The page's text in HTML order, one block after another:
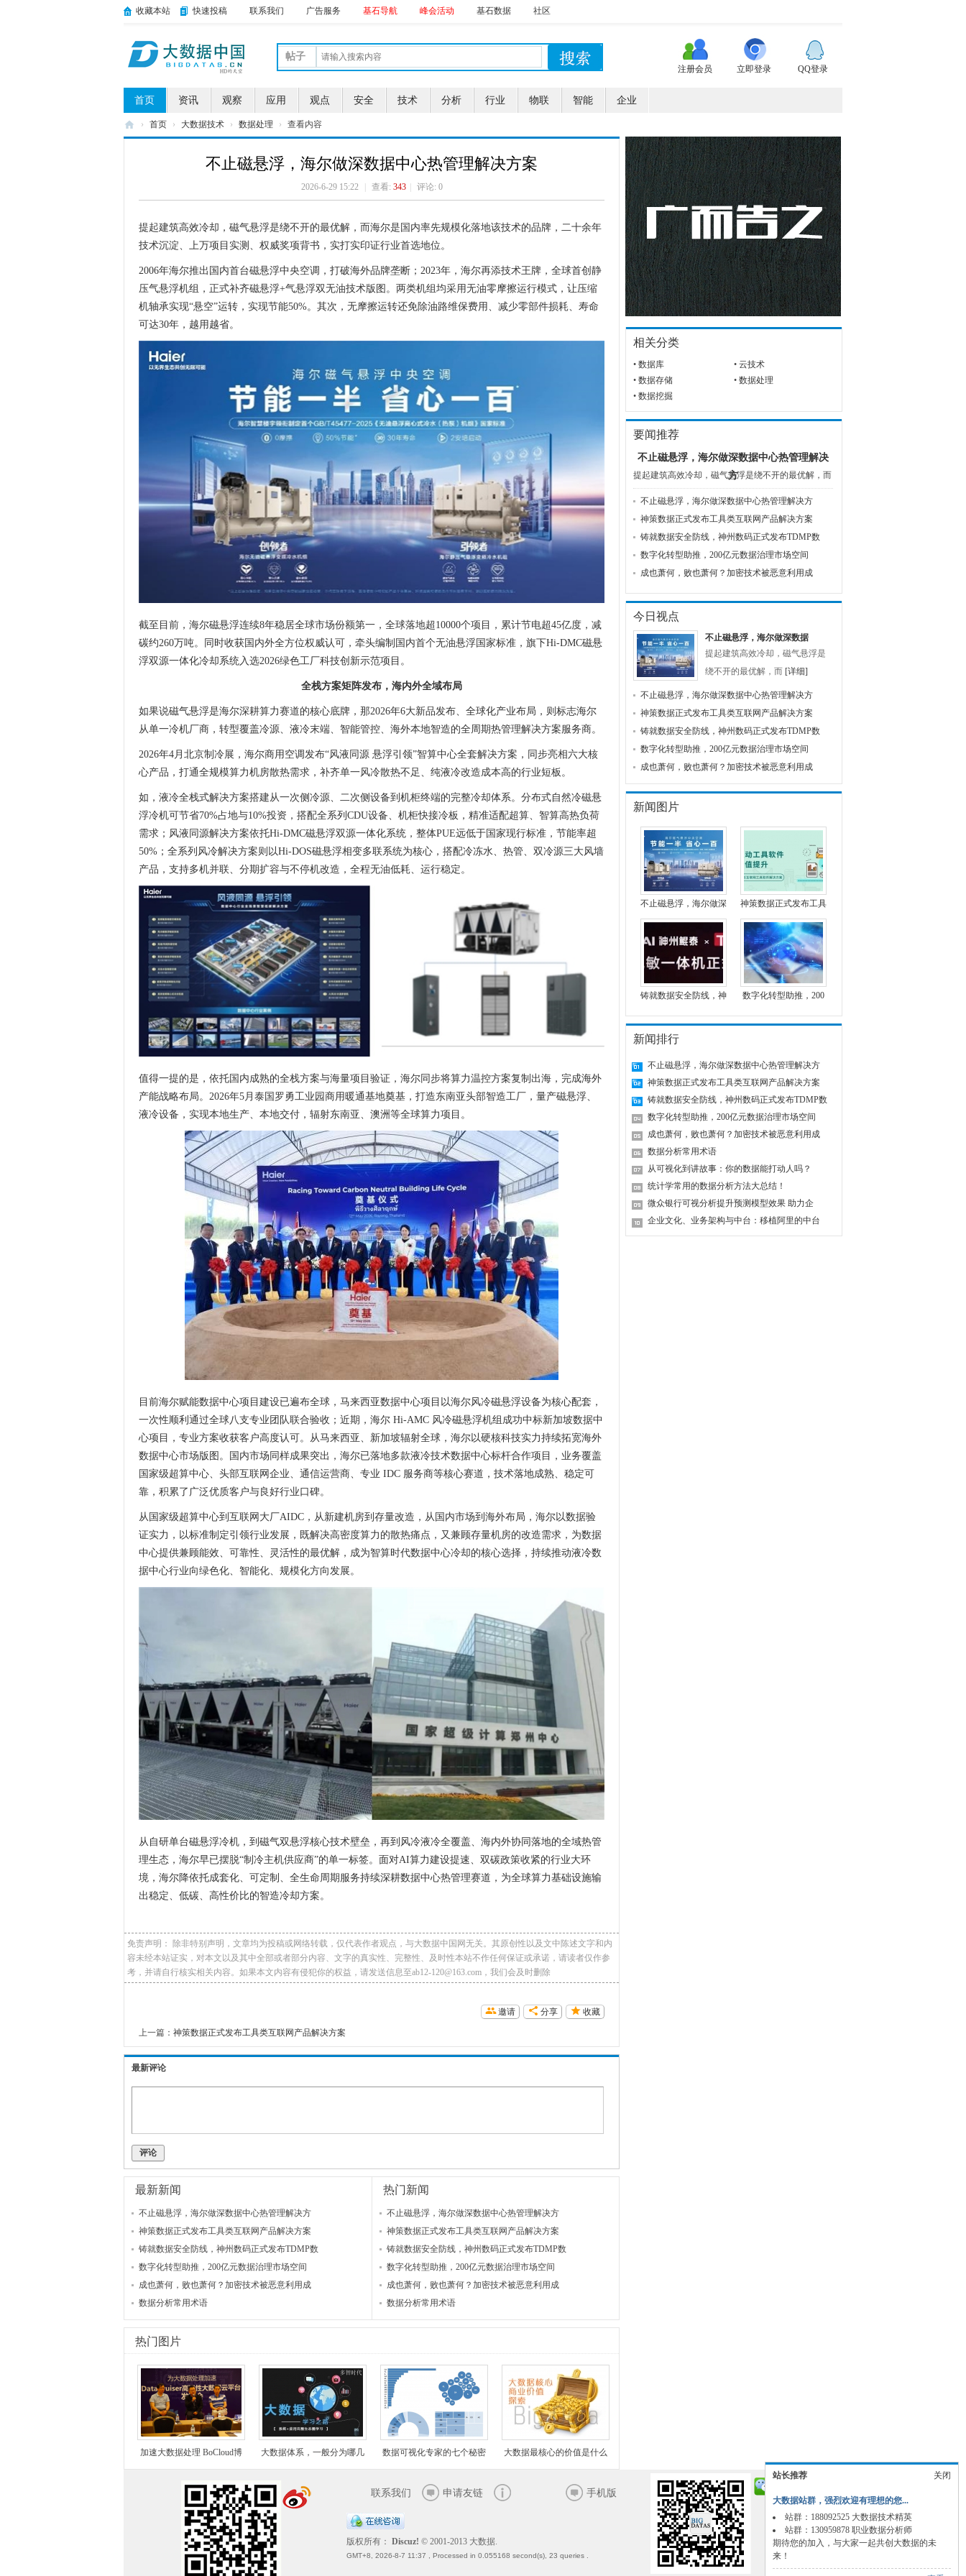
收藏本站 快速投稿 联系我们 广告服务 基石导航 峰会活动 基石数据 社区
帖子
注册会员 立即登录 QQ登录
首页 资讯 观察 应用 观点 安全 技术 分析 行业 物联 智能 企业
› 首页 › 大数据技术 › 数据处理 › 查看内容
不止磁悬浮，海尔做深数据中心热管理解决方案
2026-6-29 15:22 查看: 343 评论: 0
提起建筑高效冷却，磁气悬浮是绕不开的最优解，而海尔是国内率先规模化落地该技术的品牌，二十余年
技术沉淀、上万项目实测、权威奖项背书，实打实印证行业首选地位。
2006年海尔推出国内首台磁悬浮中央空调，打破海外品牌垄断；2023年，海尔再添技术王牌，全球首创静
压气悬浮机组，正式补齐磁悬浮+气悬浮双无油技术版图。两类机组均采用无油零摩擦运行模式，让压缩
机轴承实现“悬空”运转，实现节能50%。其次，无摩擦运转还免除油路维保费用、减少零部件损耗、寿命
可达30年，越用越省。
截至目前，海尔磁悬浮连续8年稳居全球市场份额第一，全球落地超10000个项目，累计节电超45亿度，减
碳约260万吨。同时收获国内外全方位权威认可，牵头编制国内首个无油悬浮国家标准，旗下Hi-DMC磁悬
浮双源一体化冷却系统入选2026绿色工厂科技创新示范项目。
全栈方案矩阵发布，海内外全域布局
如果说磁气悬浮是海尔深耕算力赛道的核心底牌，那2026年6大新品发布、全球化产业布局，则标志海尔
从单一冷机厂商，转型覆盖冷源、液冷末端、智能管控、海外本地智造的全周期热管理解决方案服务商。
2026年4月北京制冷展，海尔商用空调发布“风液同源 悬浮引领”智算中心全套解决方案，同步亮相六大核
心产品，打通全规模算力机房散热需求，补齐单一风冷散热不足、纯液冷改造成本高的行业短板。
如，液冷全栈式解决方案搭建从一次侧冷源、二次侧设备到机柜终端的完整冷却体系。分布式自然冷磁悬
浮冷机可节省70%占地与10%投资，搭配全系列CDU设备、机柜快接冷板，精准适配超算、智算高热负荷
需求；风液同源解决方案依托Hi-DMC磁悬浮双源一体化系统，整体PUE远低于国家现行标准，节能率超
50%；全系列风冷解决方案则以Hi-DOS磁悬浮相变多联系统为核心，搭配冷冻水、热管、双冷源三大风墙
产品，支持多机并联、分期扩容与不停机改造，全程无油低耗、运行稳定。
值得一提的是，依托国内成熟的全栈方案与海量项目验证，海尔同步将算力温控方案复制出海，完成海外
产能战略布局。2026年5月泰国罗勇工业园商用暖通基地奠基，打造东南亚头部智造工厂，量产磁悬浮、
液冷设备，实现本地生产、本地交付，辐射东南亚、澳洲等全球算力项目。
目前海尔赋能数据中心项目建设已遍布全球，马来西亚数据中心项目以海尔风冷磁悬浮设备为核心配套，
一次性顺利通过全球八支专业团队联合验收；近期，海尔 Hi-AMC 风冷磁悬浮机组成功中标新加坡数据中
心项目，专业方案收获客户高度认可。从马来西亚、新加坡辐射全球，海尔以硬核科技实力持续拓宽海外
数据中心市场版图。国内市场同样成果突出，海尔已落地多款液冷技术数据中心标杆合作项目，业务覆盖
国家级超算中心、头部互联网企业、通信运营商、专业 IDC 服务商等核心赛道，技术落地成熟、稳定可
靠，积累了广泛优质客户与良好行业口碑。
从国家级超算中心到互联网大厂AIDC，从新建机房到存量改造，从国内市场到海外布局，海尔以数据验
证实力，以标准制定引领行业发展，既解决高密度算力的散热痛点，又兼顾存量机房的改造需求，为数据
中心提供兼顾能效、可靠性、灵活性的最优解，成为智算时代数据中心冷却的核心选择，持续推动液冷数
据中心行业向绿色化、智能化、规模化方向发展。
从自研单台磁悬浮冷机，到磁气双悬浮核心技术壁垒，再到风冷液冷全覆盖、海内外协同落地的全域热管
理生态，海尔早已摆脱“制冷主机供应商”的单一标签。面对AI算力建设提速、双碳政策收紧的行业大环
境，海尔降依托成套化、可定制、全生命周期服务持续深耕数据中心热管理赛道，为全球算力基础设施输
出稳定、低碳、高性价比的智造冷却方案。
免责声明： 除非特别声明，文章均为投稿或网络转载，仅代表作者观点，与大数据中国网无关。其原创性以及文中陈述文字和内
容未经本站证实，对本文以及其中全部或者部分内容、文字的真实性、完整性、及时性本站不作任何保证或承诺，请读者仅作参
考，并请自行核实相关内容。如果本文内容有侵犯你的权益，请发送信息至ab12-120@163.com，我们会及时删除
收藏
分享
邀请
上一篇： 神策数据正式发布工具类互联网产品解决方案
最新评论
评论
最新新闻
不止磁悬浮，海尔做深数据中心热管理解决方
神策数据正式发布工具类互联网产品解决方案
铸就数据安全防线，神州数码正式发布TDMP数
数字化转型助推，200亿元数据治理市场空间
成也萧何，败也萧何？加密技术被恶意利用成
数据分析常用术语
热门新闻
不止磁悬浮，海尔做深数据中心热管理解决方
神策数据正式发布工具类互联网产品解决方案
铸就数据安全防线，神州数码正式发布TDMP数
数字化转型助推，200亿元数据治理市场空间
成也萧何，败也萧何？加密技术被恶意利用成
数据分析常用术语
热门图片
加速大数据处理 BoCloud博 大数据体系，一般分为哪几 数据可视化专家的七个秘密 大数据最核心的价值是什么
相关分类
• 数据库 • 云技术
• 数据存储 • 数据处理
• 数据挖掘
要闻推荐
不止磁悬浮，海尔做深数据中心热管理解决
方
提起建筑高效冷却，磁气悬浮是绕不开的最优解，而
不止磁悬浮，海尔做深数据中心热管理解决方
神策数据正式发布工具类互联网产品解决方案
铸就数据安全防线，神州数码正式发布TDMP数
数字化转型助推，200亿元数据治理市场空间
成也萧何，败也萧何？加密技术被恶意利用成
今日视点
不止磁悬浮，海尔做深数据
提起建筑高效冷却，磁气悬浮是
绕不开的最优解，而 [详细]
不止磁悬浮，海尔做深数据中心热管理解决方
神策数据正式发布工具类互联网产品解决方案
铸就数据安全防线，神州数码正式发布TDMP数
数字化转型助推，200亿元数据治理市场空间
成也萧何，败也萧何？加密技术被恶意利用成
新闻图片
不止磁悬浮，海尔做深 神策数据正式发布工具
铸就数据安全防线，神 数字化转型助推，200
新闻排行
不止磁悬浮，海尔做深数据中心热管理解决方
神策数据正式发布工具类互联网产品解决方案
铸就数据安全防线，神州数码正式发布TDMP数
数字化转型助推，200亿元数据治理市场空间
成也萧何，败也萧何？加密技术被恶意利用成
数据分析常用术语
从可视化到讲故事：你的数据能打动人吗？
统计学常用的数据分析方法大总结！
微众银行可视分析提升预测模型效果 助力企
企业文化、业务架构与中台：移植阿里的中台
关闭
站长推荐
大数据站群，强烈欢迎有理想的您...
站群：188092525 大数据技术精英
站群：130959878 职业数据分析师
期待您的加入，与大家一起共创大数据的未
来！
联系我们 申请友链 手机版
版权所有： Discuz! © 2001-2013 大数据.
GMT+8, 2026-8-7 11:37 , Processed in 0.055168 second(s), 23 queries .